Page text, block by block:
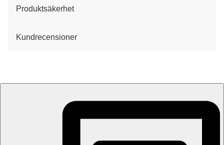
Produktsäkerhet
Kundrecensioner